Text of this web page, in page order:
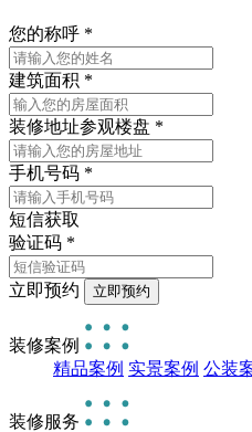
您的称呼 *
建筑面积 *
装修地址参观楼盘 *
手机号码 *
短信获取
验证码 *
立即预约
装修案例
精品案例 实景案例 公装
装修服务